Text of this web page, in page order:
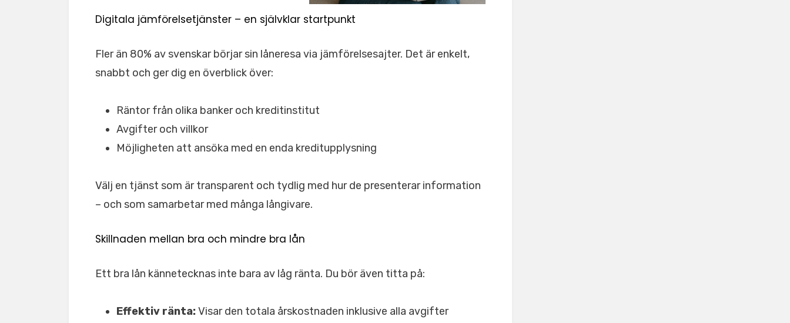
Digitala jämförelsetjänster – en självklar startpunkt
Fler än 80% av svenskar börjar sin låneresa via jämförelsesajter. Det är enkelt,
snabbt och ger dig en överblick över:
Räntor från olika banker och kreditinstitut
Avgifter och villkor
Möjligheten att ansöka med en enda kreditupplysning
Välj en tjänst som är transparent och tydlig med hur de presenterar information
– och som samarbetar med många långivare.
Skillnaden mellan bra och mindre bra lån
Ett bra lån kännetecknas inte bara av låg ränta. Du bör även titta på:
Effektiv ränta:Visar den totala årskostnaden inklusive alla avgifter